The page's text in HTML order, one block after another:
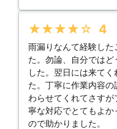
★★★★★ 4
雨漏りなんて経験し
た。勿論、自分では
した。翌日には来て
た。丁寧に作業内容
わらせてくれてさす
寧な対応でとてもよ
ので助かりました。